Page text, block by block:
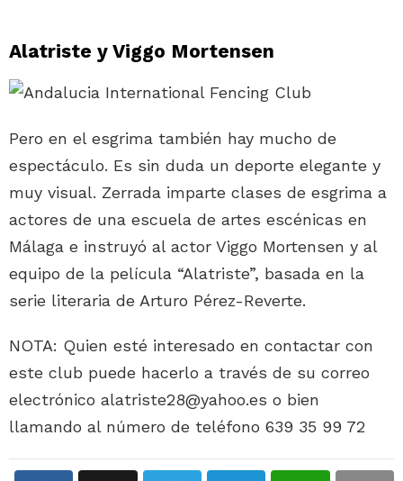
Alatriste y Viggo Mortensen
Pero en el esgrima también hay mucho de
espectáculo. Es sin duda un deporte elegante y
muy visual. Zerrada imparte clases de esgrima a
actores de una escuela de artes escénicas en
Málaga e instruyó al actor Viggo Mortensen y al
equipo de la película “Alatriste”, basada en la
serie literaria de Arturo Pérez-Reverte.
NOTA: Quien esté interesado en contactar con
este club puede hacerlo a través de su correo
electrónico alatriste28@yahoo.es o bien
llamando al número de teléfono 639 35 99 72